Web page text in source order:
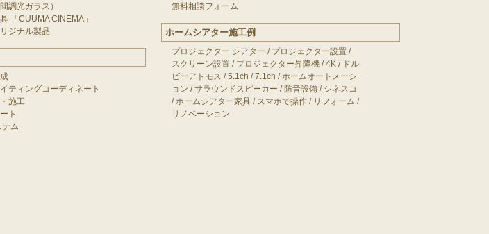
調光ガラス）
「CUUMA CINEMA」
ジナル製品
ティングコーディネート
施工
ト
ム
無料相談フォーム
ホームシアター施工例
プロジェクター シアター / プロジェクター設置/
スクリーン設置/ プロジェクター昇降機/4K/ ドル
ビーアトモス /5.1ch /7.1ch /ホームオートメーシ
ョン /サラウンドスピーカー / 防音設備/ シネスコ
/ホームシアター家具/ スマホで操作/ リフォーム /
リノベーション